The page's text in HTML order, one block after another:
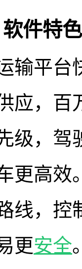
软件特
输平台
应，百
级，驾
更高效
线，控
更安全